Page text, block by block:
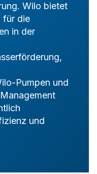
Wilo bietet
für die
in der
Pumpen und
und